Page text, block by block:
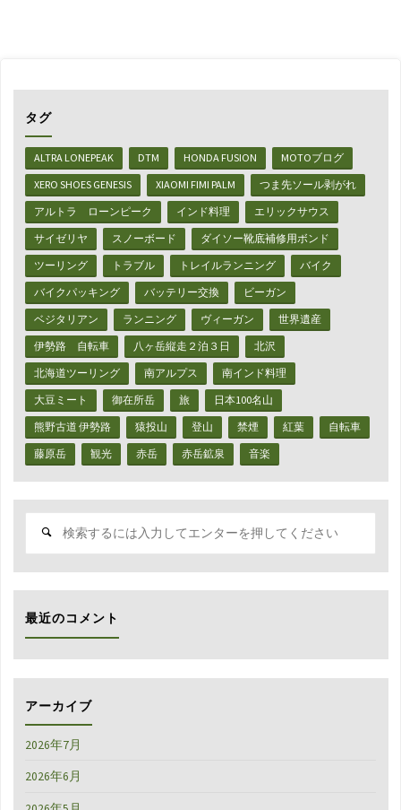
タグ
ALTRA LONEPEAK DTM HONDA FUSION
MOTOブログ
XERO SHOES GENESIS
XIAOMI FIMI PALM
つま先ソール剥がれ
アルトラ ローンピーク
インド料理
エリックサウス
サイゼリヤ
スノーボード
ダイソー靴底補修用ボンド
ツーリング
トラブル トレイルランニング
バイク
バイクパッキング
バッテリー交換
ビーガン
ベジタリアン
ランニング ヴィーガン
世界遺産
伊勢路 自転車
八ヶ岳縦走２泊３日
北沢
北海道ツーリング
南アルプス
南インド料理
大豆ミート
御在所岳 旅
日本100名山
熊野古道 伊勢路
猿投山 登山 禁煙 紅葉
自転車
藤原岳
観光 赤岳 赤岳鉱泉 音楽
象:
最近のコメント
アーカイブ
2026年7月
2026年6月